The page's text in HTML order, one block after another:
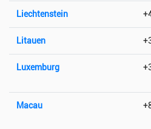
Liechtenstein
Litauen
Luxemburg
Macau